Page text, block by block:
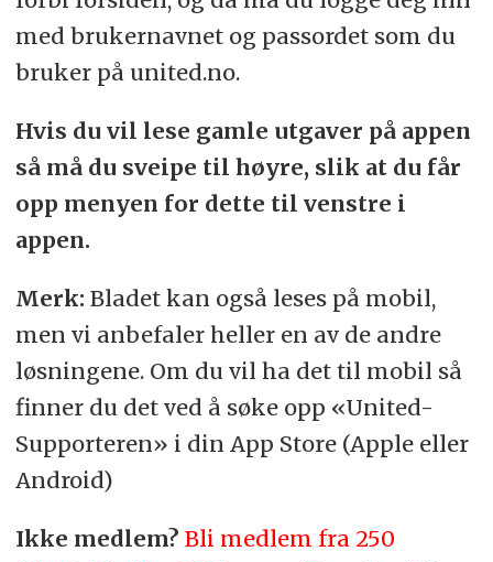
med brukernavnet og passordet som du
bruker på united.no.
Hvis du vil lese gamle utgaver på appen
så må du sveipe til høyre, slik at du får
opp menyen for dette til venstre i
appen.
Merk: Bladet kan også leses på mobil,
men vi anbefaler heller en av de andre
løsningene. Om du vil ha det til mobil så
finner du det ved å søke opp «United-
Supporteren» i din App Store (Apple eller
Android)
Ikke medlem? Bli medlem fra 250